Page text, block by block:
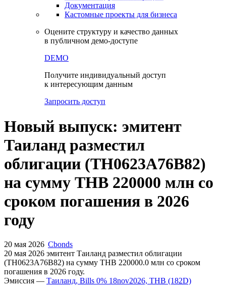
API & Data Feed
API and Data Feed
Готовые модули интеграции
Документация
в публичном демо-доступе
к интересующим данным
Запросить доступ
Новый выпуск: эмитент
Таиланд разместил
облигации (TH0623A76B82)
на сумму THB 220000 млн со
году
20 мая 2026
Cbonds